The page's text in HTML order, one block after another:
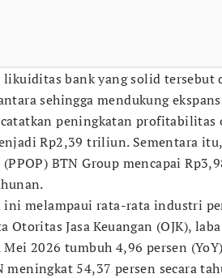
bank yang solid tersebut
sehingga mendukung
peningkatan profitabilitas
Rp2,39 triliun. Sementara
BTN Group mencapai
ini melampaui rata-rata industri
Otoritas Jasa Keuangan (OJK),
2026 tumbuh 4,96 persen
meningkat 54,37 persen secara